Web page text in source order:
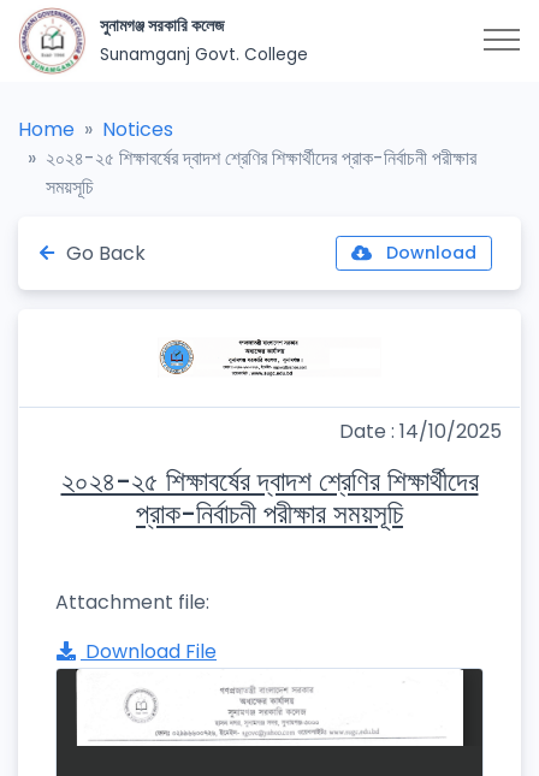
সুনামগঞ্জ সরকারি কলেজ
Sunamganj Govt. College
Home
Notices
২০২৪-২৫ শিক্ষাবর্ষের দ্বাদশ শ্রেণির শিক্ষার্থীদের প্রাক-নির্বাচনী পরীক্ষার
সময়সূচি
Go Back Download
Date : 14/10/2025
২০২৪-২৫ শিক্ষাবর্ষের দ্বাদশ শ্রেণির শিক্ষার্থীদের
প্রাক-নির্বাচনী পরীক্ষার সময়সূচি
Attachment file:
Download File